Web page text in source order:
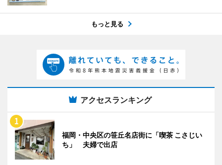
もっと見る
アクセスランキング
福岡・中央区の笹丘名店街に「喫茶 こさじい
ち」 夫婦で出店